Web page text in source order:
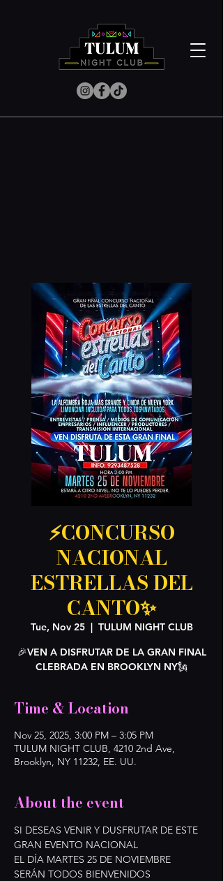
⚡️CONCURSO
NACIONAL
ESTRELLAS DEL
CANTO✨
Tue, Nov 25
  |
TULUM NIGHT CLUB
🎉VEN A DISFRUTAR DE LA GRAN FINAL
CLEBRADA EN BROOKLYN NY🗽
Time & Location
Nov 25, 2025, 3:00 PM – 3:05 PM
TULUM NIGHT CLUB, 4210 2nd Ave,
Brooklyn, NY 11232, EE. UU.
About the event
SI DESEAS VENIR Y DUSFRUTAR DE ESTE
GRAN EVENTO NACIONAL
EL DÍA MARTES 25 DE NOVIEMBRE
SERÁN TODOS BIENVENIDOS